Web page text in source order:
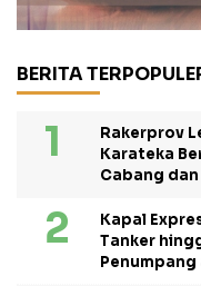
BERITA
Rakerprov
Karateka
Cabang
Kapal
Tanker